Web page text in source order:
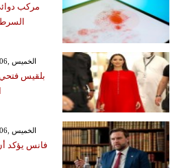
مركب
GMT 06:42 2026 الخميس ,06 آب / أغسطس
بلقيس فتحي
GMT 04:23 2026 الخميس ,06 آب / أغسطس
فانس يؤكد